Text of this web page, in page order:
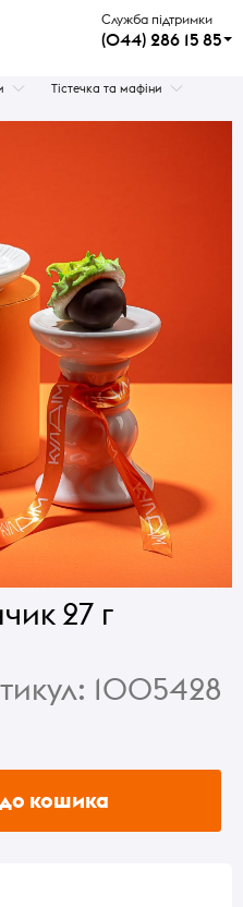
Служба підтримки
(044) 286 15 85
Тістечка та мафіни
27 г
1005428
кошика